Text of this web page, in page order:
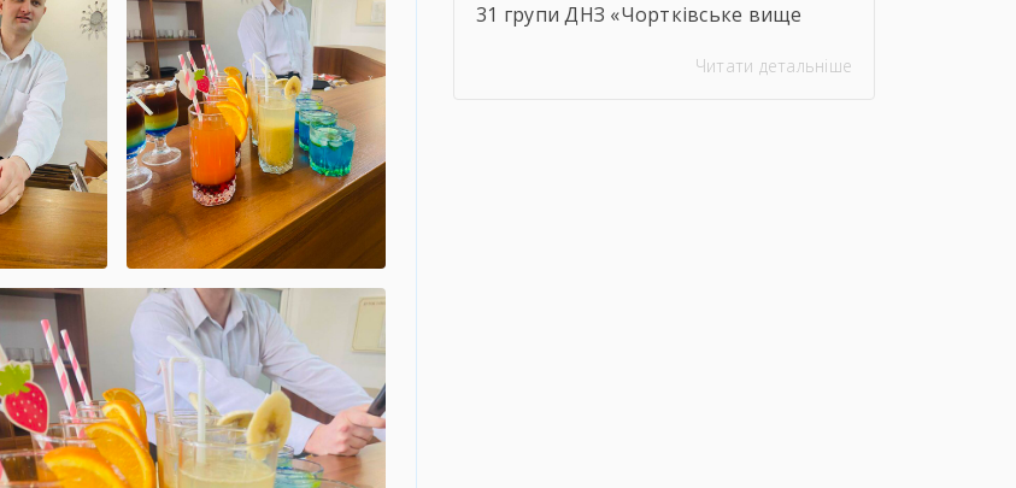
31 групи ДНЗ «Чортківське вище
умови не стали на заваді — урок
Читати детальніше